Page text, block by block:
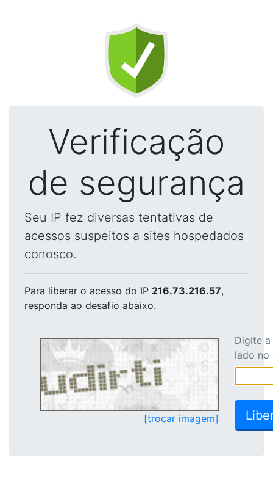
Verificação
de segurança
Seu IP fez diversas tentativas de
acessos suspeitos a sites hospedados
conosco.
Para liberar o acesso do IP 216.73.216.57,
responda ao desafio abaixo.
[trocar imagem]
Digite
lado no